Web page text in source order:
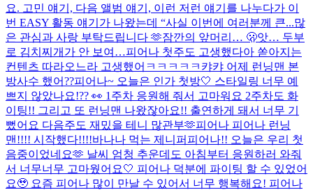
요. 고민 얘기, 다음 앨범 얘기, 이런 저런 얘기를 나누다가 이
번 EASY 활동 얘기가 나왔는데 “사실 이번에 여러분께 큰...많
은 관심과 사랑 부탁드립니다 🫶잠깐의 앞머리… 🫢앗… 두부
로 김치찌개가 안 보여…피어나 첫주도 고생했다아 쏟아지는
컨텐츠 따라오느라 고생했어ㅋㅋㅋㅋㅋ캬캬 어제 런닝맨 본
방사수 했어??피어나~ 오늘은 인가 첫방🤍​ 스타일링 너무 예
쁘지 않았나요!?? 👀​ 1주차 응원해 줘서 고마워요 2주차도 화
이팅!! 그리고 또 런닝맨 나왔잖아요!! 출연하게 돼서 너무 기
뻤어요 다음주도 재밌을 테니 많관부🫶​피어나 피어나 런닝
맨!!!! 시작했다!!!!바나나 먹는 제니퍼 피어나!! 오늘은 우리 첫
음중이었네요🫶 날씨 엄청 추운데도 아침부터 응원하러 와줘
서 너무너무 고마웠어요🤍 피어나 덕분에 파이팅 할 수 있었어
요🥹 요즘 피어나 많이 만날 수 있어서 너무 행복해요! 피어나